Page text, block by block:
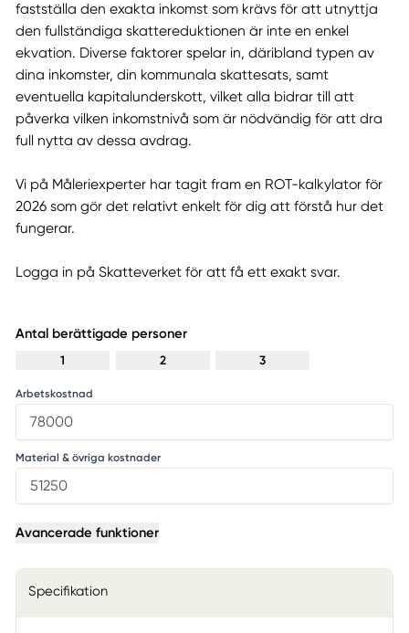
fastställa den exakta inkomst som krävs för att utnyttja
den fullständiga skattereduktionen är inte en enkel
ekvation. Diverse faktorer spelar in, däribland typen av
dina inkomster, din kommunala skattesats, samt
eventuella kapitalunderskott, vilket alla bidrar till att
påverka vilken inkomstnivå som är nödvändig för att dra
full nytta av dessa avdrag.
Vi på Måleriexperter har tagit fram en ROT-kalkylator för
2026 som gör det relativt enkelt för dig att förstå hur det
fungerar.
Logga in på Skatteverket för att få ett exakt svar.
Antal berättigade personer
1 2 3
Arbetskostnad
Material & övriga kostnader
Avancerade funktioner
Specifikation